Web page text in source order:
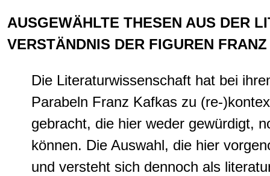
AUSGEWÄHLTE THESEN AUS DER
VERSTÄNDNIS DER FIGUREN
Die Literaturwissenschaft hat bei
Parabeln Franz Kafkas zu (re-
gebracht, die hier weder gewürdigt,
können. Die Auswahl, die hier
und versteht sich dennoch als